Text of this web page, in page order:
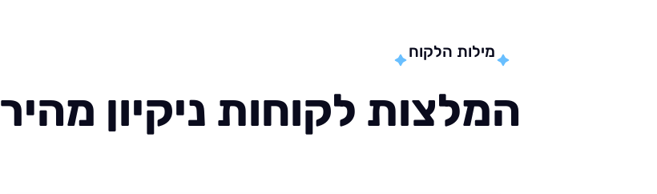
מילות הלקוח
המלצות לקוחות ניקיון מהיר